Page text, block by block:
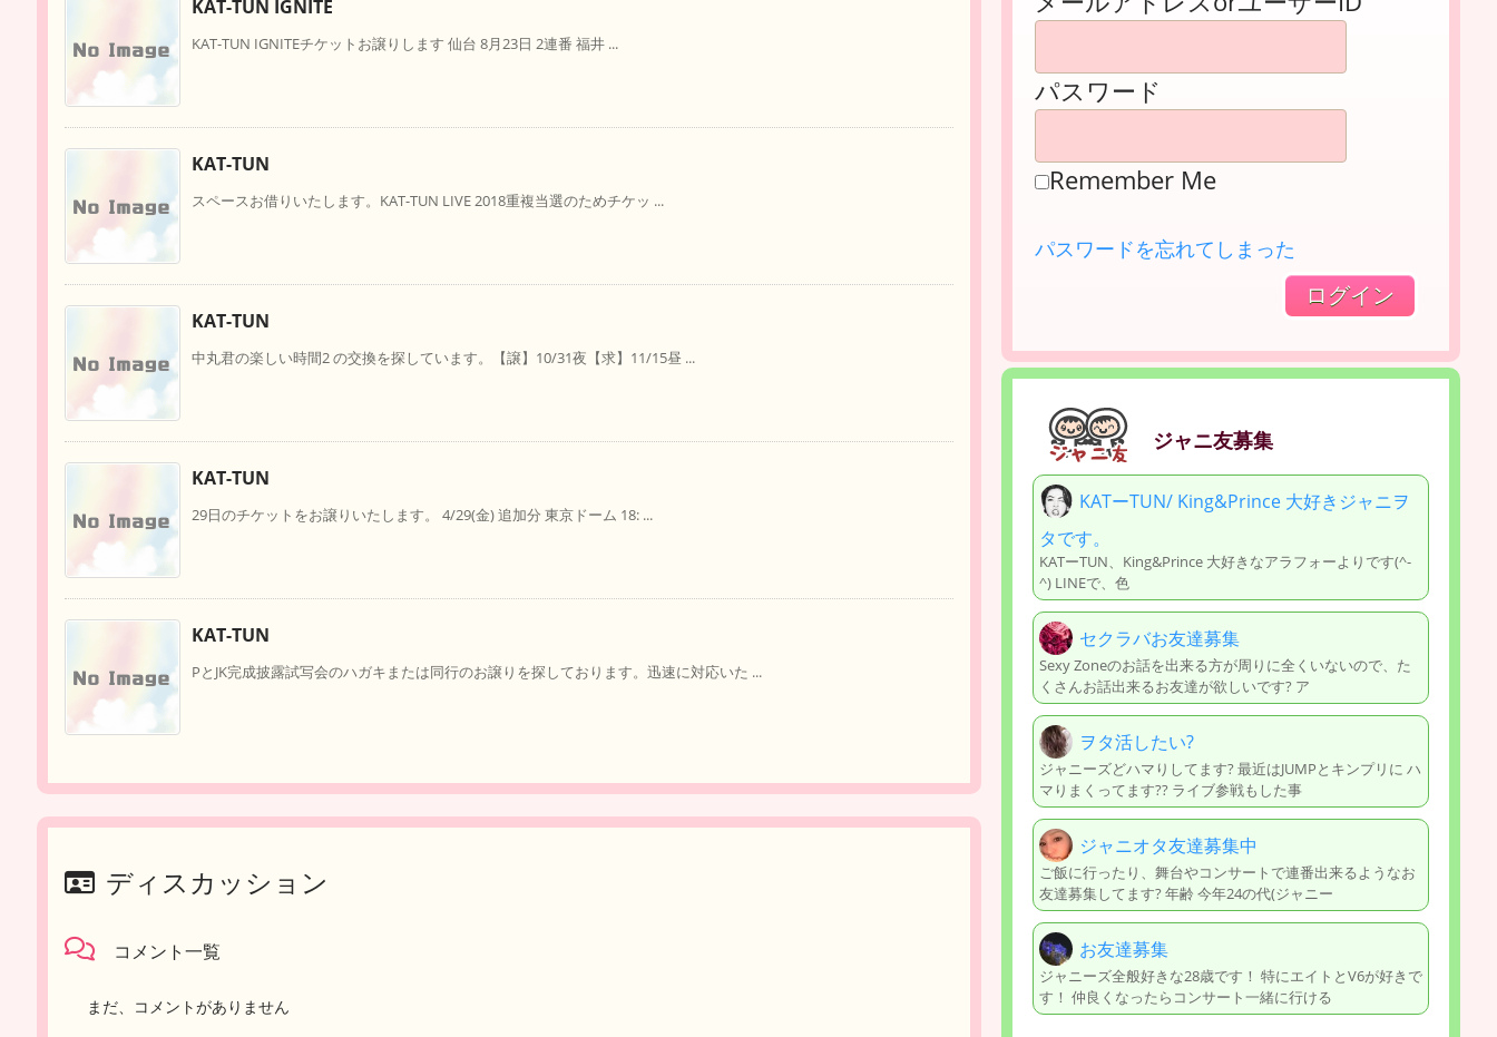
KAT-TUN IGNITE
KAT-TUN IGNITEチケットお譲りします 仙台 8月23日 2連番 福井 ...
KAT-TUN
スペースお借りいたします。KAT-TUN LIVE 2018重複当選のためチケッ ...
KAT-TUN
中丸君の楽しい時間2 の交換を探しています。【譲】10/31夜【求】11/15昼 ...
KAT-TUN
29日のチケットをお譲りいたします。 4/29(金) 追加分 東京ドーム 18: ...
KAT-TUN
PとJK完成披露試写会のハガキまたは同行のお譲りを探しております。迅速に対応いた ...
ディスカッション
コメント一覧
まだ、コメントがありません
パスワード
Remember Me
パスワードを忘れてしまった
ジャニ友募集
KATーTUN/ King&Prince 大好きジャニヲ
タです。
KATーTUN、King&Prince 大好きなアラフォーよりです(^-
^) LINEで、色
セクラバお友達募集
Sexy Zoneのお話を出来る方が周りに全くいないので、た
くさんお話出来るお友達が欲しいです? ア
ヲタ活したい?
ジャニーズどハマりしてます? 最近はJUMPとキンプリに ハ
マりまくってます?? ライブ参戦もした事
ジャニオタ友達募集中
ご飯に行ったり、舞台やコンサートで連番出来るようなお
友達募集してます? 年齢 今年24の代(ジャニー
お友達募集
ジャニーズ全般好きな28歳です！ 特にエイトとV6が好きで
す！ 仲良くなったらコンサート一緒に行ける